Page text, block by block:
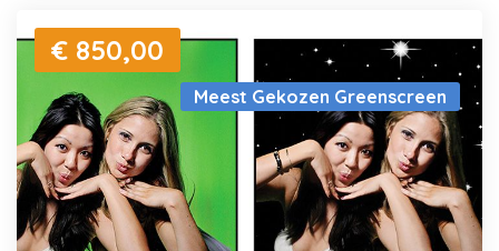
Meest Gekozen Greenscreen
€ 850,00